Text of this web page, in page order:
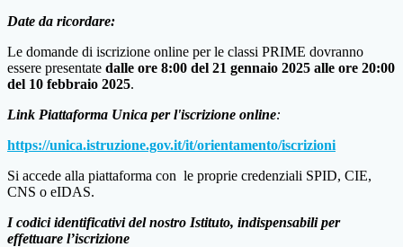
Date da ricordare:
Le domande di iscrizione online per le classi PRIME dovranno
essere presentate dalle ore 8:00 del 21 gennaio 2025 alle ore 20:00
del 10 febbraio 2025.
Link Piattaforma Unica per l'iscrizione online:
https://unica.istruzione.gov.it/it/orientamento/iscrizioni
Si accede alla piattaforma con le proprie credenziali SPID, CIE,
CNS o eIDAS.
I codici identificativi del nostro Istituto, indispensabili per
effettuare l’iscrizione